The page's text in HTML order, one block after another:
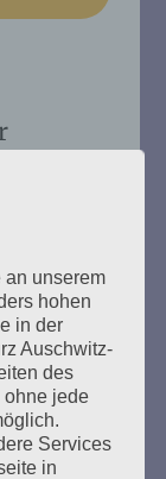
Februar
Februar
Seit
des größten
waren es
über
an unserem
hohen
in der
Auschwitz-
des
ohne jede
Services
in